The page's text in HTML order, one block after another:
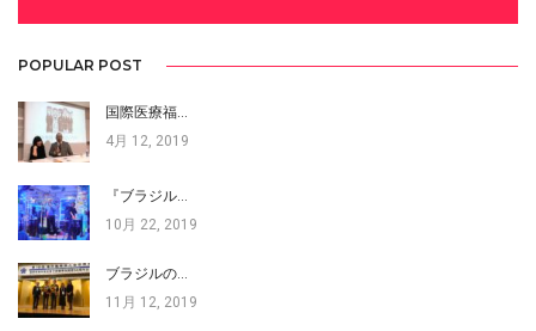
POPULAR POST
国際医療福…
4月 12, 2019
『ブラジル…
10月 22, 2019
ブラジルの…
11月 12, 2019